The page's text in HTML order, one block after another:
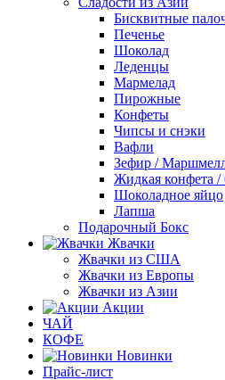
Бисквитные
Печенье
Шоколад
Леденцы
Мармелад
Пирожные
Конфеты
Чипсы и снэки
Вафли
Зефир /
Жидкая конфета
Шоколадное яйцо
Лапша
Подарочный Бокс
Жвачки
Жвачки из США
Жвачки из Европы
Жвачки из Азии
Акции
ЧАЙ
КОФЕ
Новинки
Прайс-лист